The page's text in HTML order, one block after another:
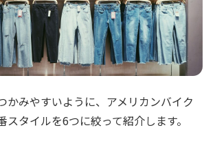
かみやすいように、アメリカンバイク
スタイルを6つに絞って紹介します。